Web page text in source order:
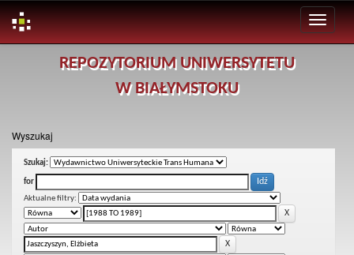
REPOZYTORIUM UNIWERSYTETU
W BIAŁYMSTOKU
Wyszukaj
Szukaj:
for
Aktualne filtry: